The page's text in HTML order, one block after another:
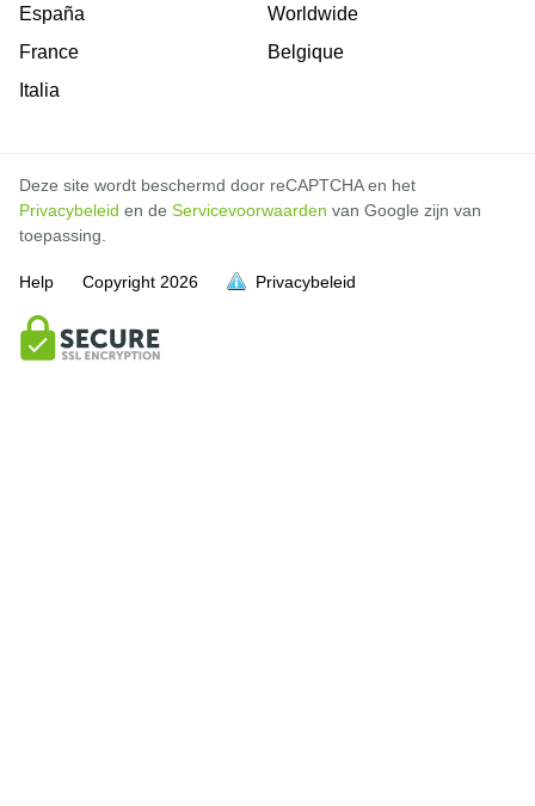
España
France
Italia
Worldwide
Belgique
Deze site wordt beschermd door reCAPTCHA en het
Privacybeleid en de Servicevoorwaarden van Google zijn van
toepassing.
Help Copyright 2026 Privacybeleid